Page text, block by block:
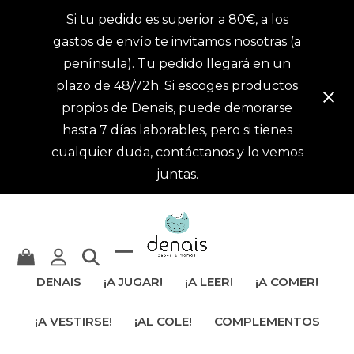
Si tu pedido es superior a 80€, a los
gastos de envío te invitamos nosotras (a
península). Tu pedido llegará en un
plazo de 48/72h. Si escoges productos
propios de Denais, puede demorarse
hasta 7 días laborables, pero si tienes
cualquier duda, contáctanos y lo vemos
juntas.
ocultar
móvil
DENAIS ¡A JUGAR! ¡A LEER! ¡A COMER!
¡A VESTIRSE! ¡AL COLE! COMPLEMENTOS